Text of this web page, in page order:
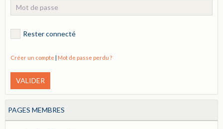
Rester connecté
Créer un compte Mot de passe perdu ?
VALIDER
PAGES MEMBRES